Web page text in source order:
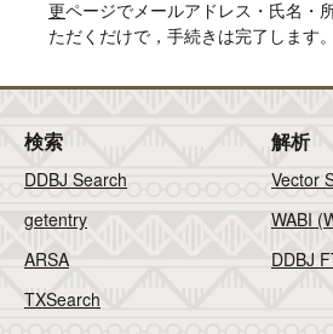
更ページでメールアドレス・氏名・
ただくだけで，手続きは完了します。
検索
DDBJ Search
getentry
ARSA
TXSearch
解析
Vector
WABI
DDBJ